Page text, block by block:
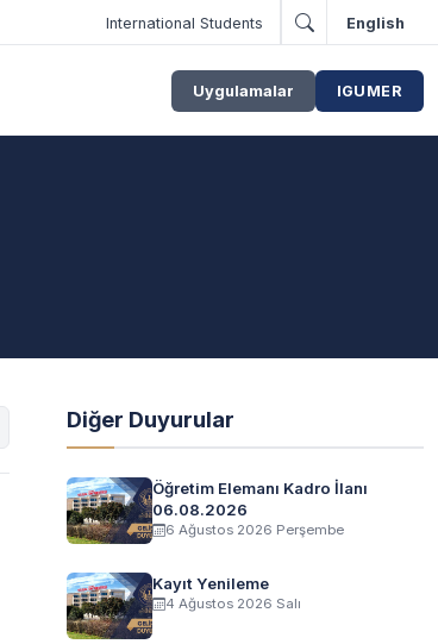
International Students English
Uygulamalar IGUMER
Diğer Duyurular
Öğretim Elemanı Kadro İlanı
06.08.2026
6 Ağustos 2026 Perşembe
Kayıt Yenileme
4 Ağustos 2026 Salı